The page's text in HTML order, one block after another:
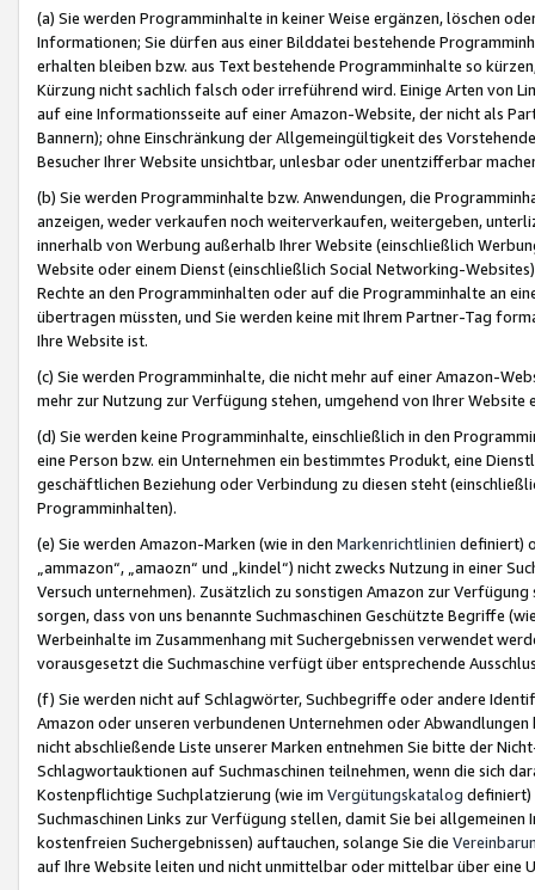
(a) Sie werden Programminhalte in keiner Weise ergänzen, löschen
Informationen; Sie dürfen aus einer Bilddatei bestehende
erhalten bleiben bzw. aus Text bestehende Programminhalte so
Kürzung nicht sachlich falsch oder irreführend wird. Einige Arten von
auf eine Informationsseite auf einer Amazon-Website, der nicht als
Bannern); ohne Einschränkung der Allgemeingültigkeit des
Besucher Ihrer Website unsichtbar, unlesbar oder unentzifferbar
(b) Sie werden Programminhalte bzw. Anwendungen, die
anzeigen, weder verkaufen noch weiterverkaufen, weitergeben,
innerhalb von Werbung außerhalb Ihrer Website (einschließlich
Website oder einem Dienst (einschließlich Social Networking-
Rechte an den Programminhalten oder auf die Programminhalte an
übertragen müssten, und Sie werden keine mit Ihrem Partner-Tag
Ihre Website ist.
(c) Sie werden Programminhalte, die nicht mehr auf einer Amazon-
mehr zur Nutzung zur Verfügung stehen, umgehend von Ihrer
(d) Sie werden keine Programminhalte, einschließlich in den
eine Person bzw. ein Unternehmen ein bestimmtes Produkt, eine
geschäftlichen Beziehung oder Verbindung zu diesen steht
Programminhalten).
(e) Sie werden Amazon-Marken (wie in den Markenrichtlinien definiert)
„ammazon“, „amaozn“ und „kindel“) nicht zwecks Nutzung in einer
Versuch unternehmen). Zusätzlich zu sonstigen Amazon zur
sorgen, dass von uns benannte Suchmaschinen Geschützte Begriffe
Werbeinhalte im Zusammenhang mit Suchergebnissen verwendet
vorausgesetzt die Suchmaschine verfügt über entsprechende
(f) Sie werden nicht auf Schlagwörter, Suchbegriffe oder andere
Amazon oder unseren verbundenen Unternehmen oder
nicht abschließende Liste unserer Marken entnehmen Sie bitte der
Schlagwortauktionen auf Suchmaschinen teilnehmen, wenn die sich
Kostenpflichtige Suchplatzierung (wie im Vergütungskatalog definiert)
Suchmaschinen Links zur Verfügung stellen, damit Sie bei
kostenfreien Suchergebnissen) auftauchen, solange Sie die
auf Ihre Website leiten und nicht unmittelbar oder mittelbar über eine